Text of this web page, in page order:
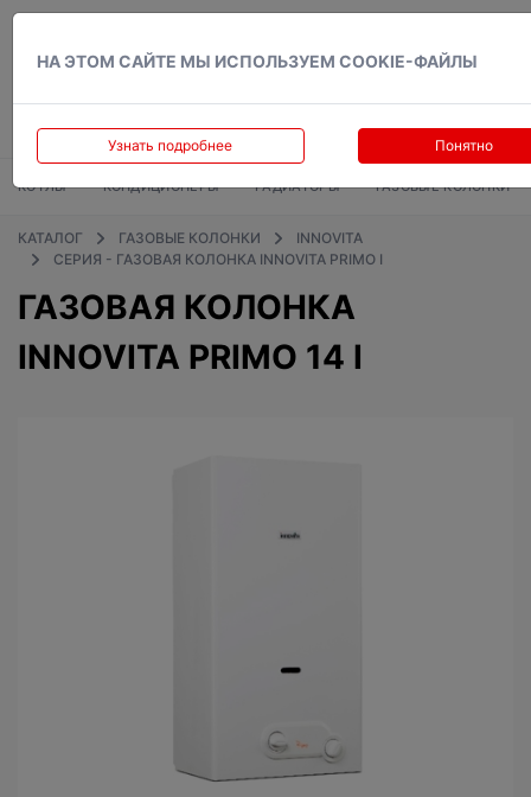
НА ЭТОМ САЙТЕ МЫ ИСПОЛЬЗУЕМ COOKIE-ФАЙЛЫ
Узнать подробнее Понятно
КОТЛЫ КОНДИЦИОНЕРЫ РАДИАТОРЫ ГАЗОВЫЕ КОЛОНКИ
КАТАЛОГ ГАЗОВЫЕ КОЛОНКИ
INNOVITA
СЕРИЯ - ГАЗОВАЯ КОЛОНКА INNOVITA PRIMO I
ГАЗОВАЯ КОЛОНКА
INNOVITA PRIMO 14 I